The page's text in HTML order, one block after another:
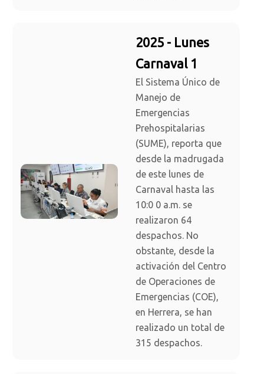
2025 - Lunes
Carnaval 1
El Sistema Único de
Manejo de
Emergencias
Prehospitalarias
(SUME), reporta que
desde la madrugada
de este lunes de
Carnaval hasta las
10:0 0 a.m. se
realizaron 64
despachos. No
obstante, desde la
activación del Centro
de Operaciones de
Emergencias (COE),
en Herrera, se han
realizado un total de
315 despachos.